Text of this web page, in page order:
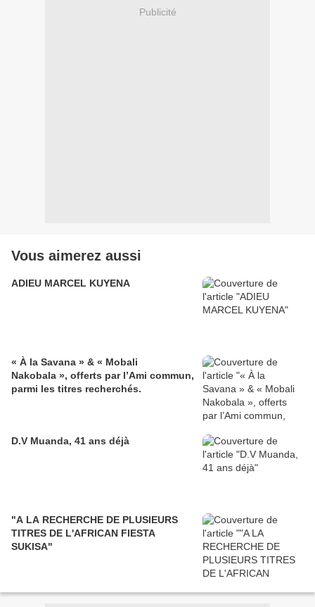
Publicité
Vous aimerez aussi
ADIEU MARCEL KUYENA
« À la Savana » & « Mobali
Nakobala », offerts par l’Ami commun,
parmi les titres recherchés.
D.V Muanda, 41 ans déjà
"A LA RECHERCHE DE PLUSIEURS
TITRES DE L'AFRICAN FIESTA
SUKISA"